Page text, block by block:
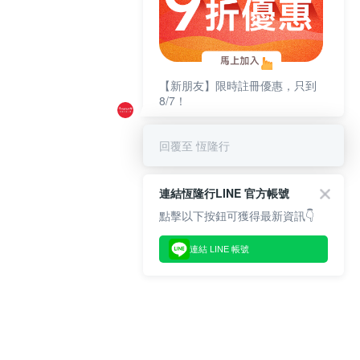
【新朋友】限時註冊優惠，只到
8/7！
回覆至 恆隆行
連結恆隆行LINE 官方帳號
點擊以下按鈕可獲得最新資訊👇
連結 LINE 帳號